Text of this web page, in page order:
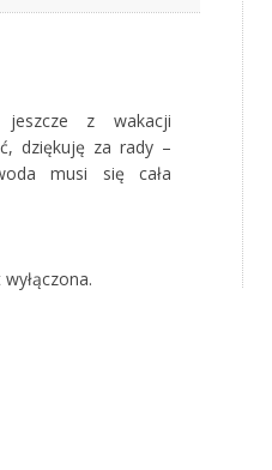
jeszcze z wakacji
dziękuję za rady –
musi się cała